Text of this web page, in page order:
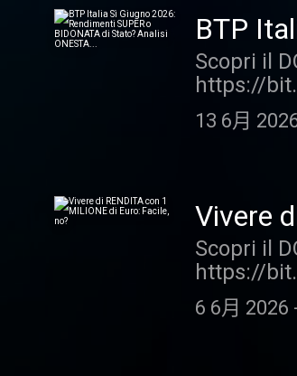
non
della
gratuita
https://
tutti!
perfetto?
Miei in
storie
FINE
BTP
Analisi
Scopri il
https://
che sono
se
BTP
con
Affari
Le storie
risalire
analizzati
13 6月
Vivere
Scopri il
https://
milionario
6 6月 2026